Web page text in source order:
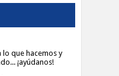
lo que hacemos y
¡ayúdanos!